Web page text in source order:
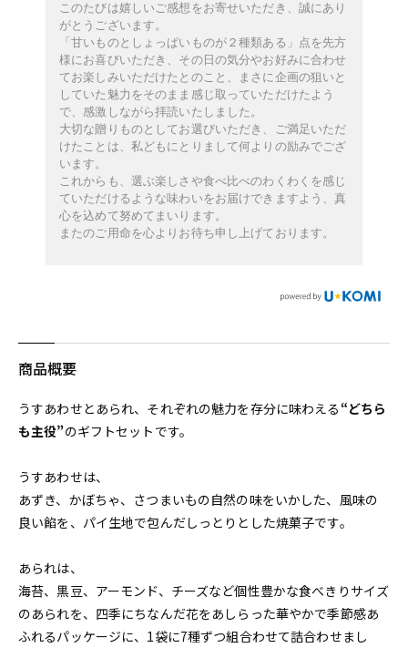
このたびは嬉しいご感想をお寄せいただき、誠にあり
がとうございます。
「甘いものとしょっぱいものが２種類ある」点を先方
様にお喜びいただき、その日の気分やお好みに合わせ
てお楽しみいただけたとのこと、まさに企画の狙いと
していた魅力をそのまま感じ取っていただけたよう
で、感激しながら拝読いたしました。
大切な贈りものとしてお選びいただき、ご満足いただ
けたことは、私どもにとりまして何よりの励みでござ
います。
これからも、選ぶ楽しさや食べ比べのわくわくを感じ
ていただけるような味わいをお届けできますよう、真
心を込めて努めてまいります。
またのご用命を心よりお待ち申し上げております。
商品概要
うすあわせとあられ、それぞれの魅力を存分に味わえる “どちら
も主役”のギフトセットです。
うすあわせは、
あずき、かぼちゃ、さつまいもの自然の味をいかした、風味の
良い餡を、パイ生地で包んだしっとりとした焼菓子です。
あられは、
海苔、黒豆、アーモンド、チーズなど個性豊かな食べきりサイズ
のあられを、四季にちなんだ花をあしらった華やかで季節感あ
ふれるパッケージに、1袋に7種ずつ組合わせて詰合わせまし